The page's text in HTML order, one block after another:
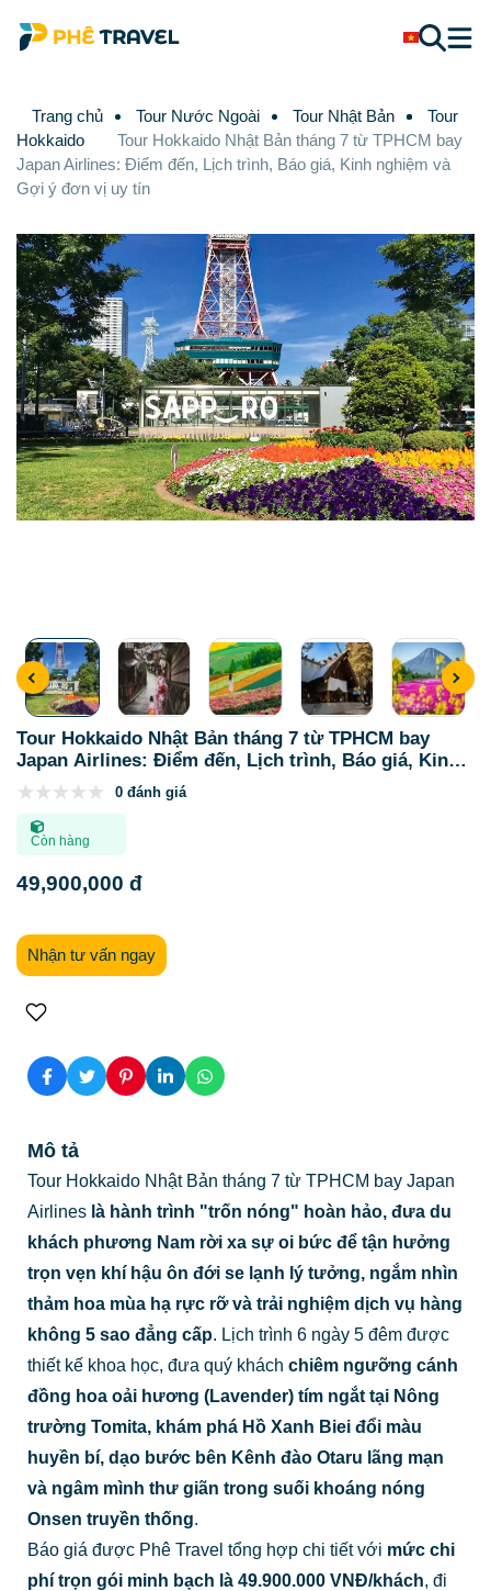
Trang chủ Tour Nước Ngoài Tour Nhật Bản
Tour
Hokkaido
Tour Hokkaido Nhật Bản tháng 7 từ TPHCM bay
Japan Airlines: Điểm đến, Lịch trình, Báo giá, Kinh nghiệm và
Gợi ý đơn vị uy tín
Tour Hokkaido Nhật Bản tháng 7 từ TPHCM bay
Japan Airlines: Điểm đến, Lịch trình, Báo giá, Kinh
nghiệm và Gợi ý đơn vị uy tín
0 đánh giá
Còn hàng
49,900,000 đ
Nhận tư vấn ngay
Mô tả
Tour Hokkaido Nhật Bản tháng 7 từ TPHCM bay Japan
Airlines là hành trình "trốn nóng" hoàn hảo, đưa du
khách phương Nam rời xa sự oi bức để tận hưởng
trọn vẹn khí hậu ôn đới se lạnh lý tưởng, ngắm nhìn
thảm hoa mùa hạ rực rỡ và trải nghiệm dịch vụ hàng
không 5 sao đẳng cấp. Lịch trình 6 ngày 5 đêm được
thiết kế khoa học, đưa quý khách chiêm ngưỡng cánh
đồng hoa oải hương (Lavender) tím ngắt tại Nông
trường Tomita, khám phá Hồ Xanh Biei đổi màu
huyền bí, dạo bước bên Kênh đào Otaru lãng mạn
và ngâm mình thư giãn trong suối khoáng nóng
Onsen truyền thống.
Báo giá được Phê Travel tổng hợp chi tiết với mức chi
phí trọn gói minh bạch là 49.900.000 VNĐ/khách, đi